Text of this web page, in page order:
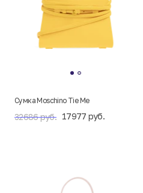
Сумка Moschino Tie Me
32686 руб. 17977 руб.